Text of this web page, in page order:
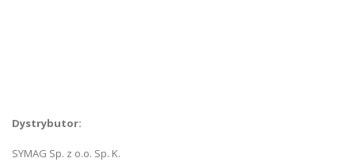
Dystrybutor:
SYMAG Sp. z o.o. Sp. K.